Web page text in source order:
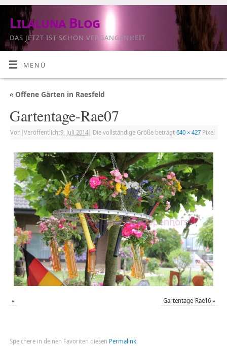
Lilaluna Blog
DAS JETZT IST SCHON VERGANGENHEIT
MENÜ
«Offene Gärten in Raesfeld
Gartentage-Rae07
Von Veröffentlicht9. Juli 2014| Die vollständige Größe beträgt 640 × 427Pixel
« Gartentage-Rae16 »
Speichere in deinen Favoriten diesen Permalink.